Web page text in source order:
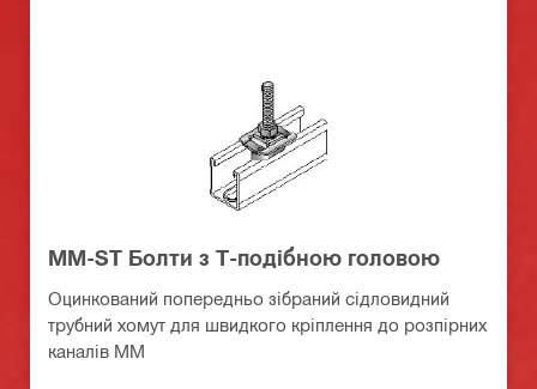
MM-ST Болти з Т-подібною головою
Оцинкований попередньо зібраний сідловидний
трубний хомут для швидкого кріплення до розпірних
каналів MM